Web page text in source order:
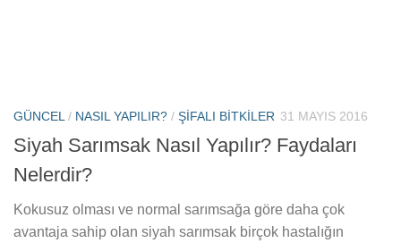
GÜNCEL / NASIL YAPILIR? / ŞIFALI BITKILER 31 MAYIS 2016
Siyah Sarımsak Nasıl Yapılır? Faydaları
Nelerdir?
Kokusuz olması ve normal sarımsağa göre daha çok
avantaja sahip olan siyah sarımsak birçok hastalığın